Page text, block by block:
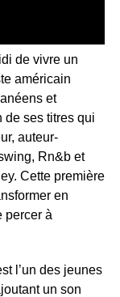
de vivre un
américain
et
de ses titres qui
auteur-
Rn&b et
Cette première
en
percer à
l’un des jeunes
un son